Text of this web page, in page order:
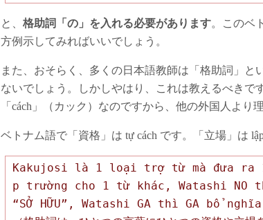
と、 格助詞「の」を入れる必要があります。このベ
方例示してみればいいでしょう。
また、おそらく、多くの日本語教師は「格助詞」と
ないでしょう。しかしやはり、これは教えるべきで
「cách」（カック）なのですから、他の外国人より
ベトナム語で「資格」は tự cách です。「立場」は
Kakujosi là 1 loại trợ từ mà đưa ra
p trường cho 1 từ khác, Watashi NO
“SỞ HỮU”, Watashi GA thì GA bổ nghĩa